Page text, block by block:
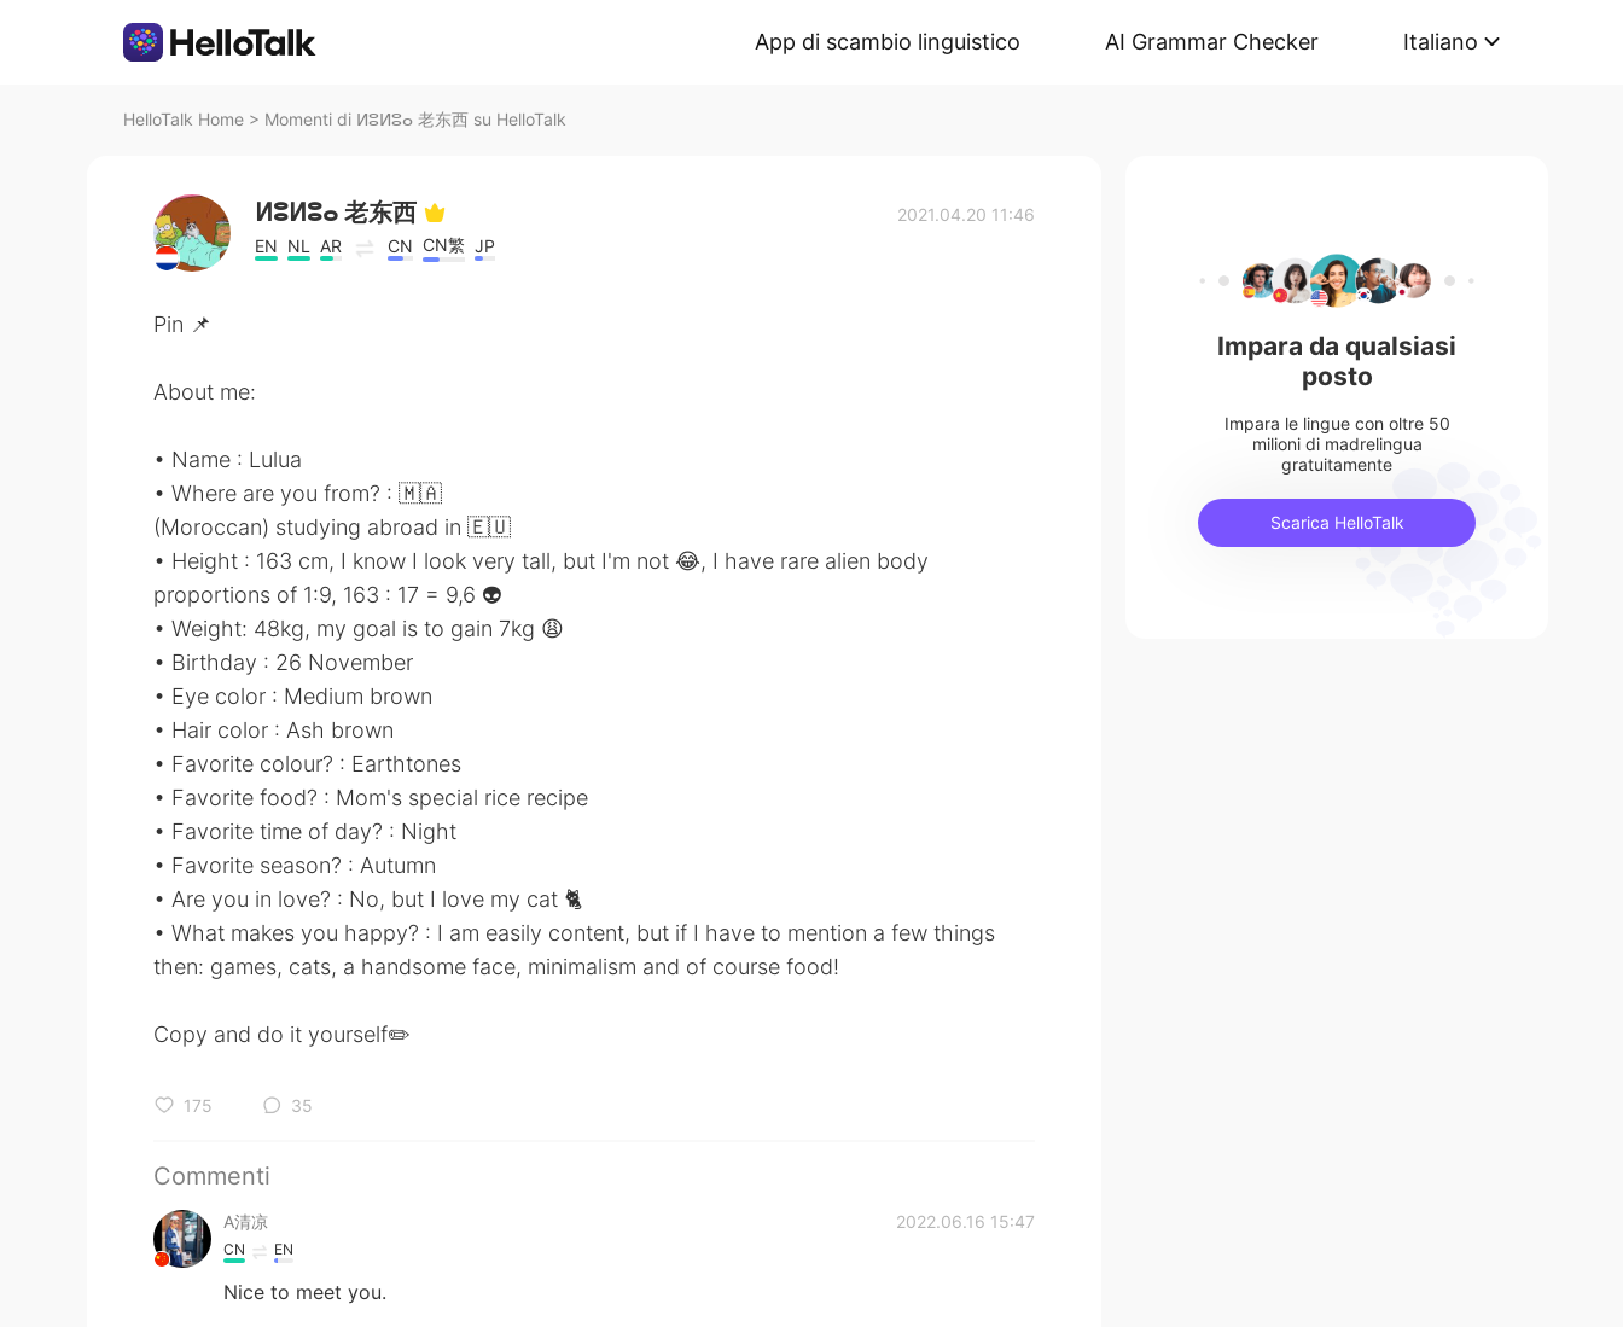
App di scambio linguistico AI Grammar Checker Italiano
HelloTalk Home > Momenti di ⵍⵓⵍⵓⴰ 老东西 su HelloTalk
ⵍⵓⵍⵓⴰ 老东西
EN NL AR CN CN繁 JP
2021.04.20 11:46
Pin 📌
About me:
• Name : Lulua
• Where are you from? : 🇲🇦
(Moroccan) studying abroad in 🇪🇺
• Height : 163 cm, I know I look very tall, but I'm not 😂, I have rare alien body
proportions of 1:9, 163 : 17 = 9,6 👽
• Weight: 48kg, my goal is to gain 7kg 😩
• Birthday : 26 November
• Eye color : Medium brown
• Hair color : Ash brown
• Favorite colour? : Earthtones
• Favorite food? : Mom's special rice recipe
• Favorite time of day? : Night
• Favorite season? : Autumn
• Are you in love? : No, but I love my cat 🐈
• What makes you happy? : I am easily content, but if I have to mention a few things
then: games, cats, a handsome face, minimalism and of course food!
Copy and do it yourself✏️
175 35
Commenti
A清凉 2022.06.16 15:47
CN EN
Nice to meet you.
Impara da qualsiasi
posto
Impara le lingue con oltre 50
milioni di madrelingua
gratuitamente
Scarica HelloTalk